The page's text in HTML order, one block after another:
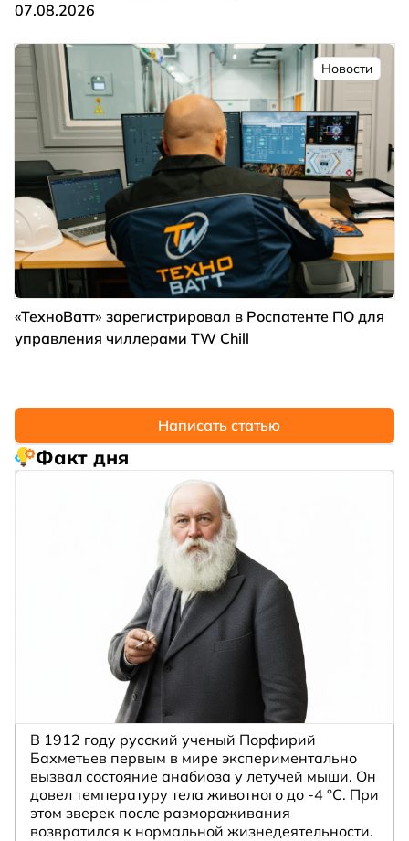
07.08.2026
Новости
«ТехноВатт» зарегистрировал в Роспатенте ПО для
управления чиллерами TW Chill
Написать статью
Факт дня
В 1912 году русский ученый Порфирий
Бахметьев первым в мире экспериментально
вызвал состояние анабиоза у летучей мыши. Он
довел температуру тела животного до -4 °C. При
этом зверек после размораживания
возвратился к нормальной жизнедеятельности.